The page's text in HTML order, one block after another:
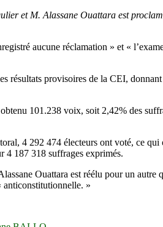
et M. Alassane Ouattara est
aucune réclamation » et «
résultats provisoires de la CEI,
101.238 voix, soit 2,42% des
4 292 474 électeurs ont voté, ce
4 187 318 suffrages exprimés.
Ouattara est réélu pour un autre
anticonstitutionnelle. »